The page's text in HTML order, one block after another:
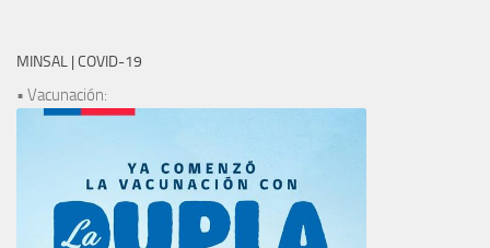
MINSAL | COVID-19
• Vacunación: